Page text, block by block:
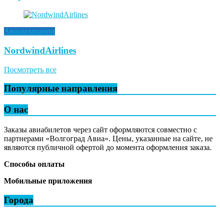
Авиакомпании
NordwindAirlines
Посмотреть все
Популярные направления
О нас
Заказы авиабилетов через сайт оформляются совместно с
партнерами «Волгоград Авиа». Цены, указанные на сайте, не
являются публичной офертой до момента оформления заказа.
Способы оплаты
Мобильные приложения
Города